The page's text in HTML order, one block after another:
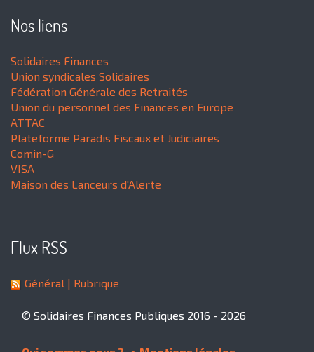
Nos liens
Solidaires Finances
Union syndicales Solidaires
Fédération Générale des Retraités
Union du personnel des Finances en Europe
ATTAC
Plateforme Paradis Fiscaux et Judiciaires
Comin-G
VISA
Maison des Lanceurs d'Alerte
Flux RSS
Général | Rubrique
© Solidaires Finances Publiques 2016 - 2026